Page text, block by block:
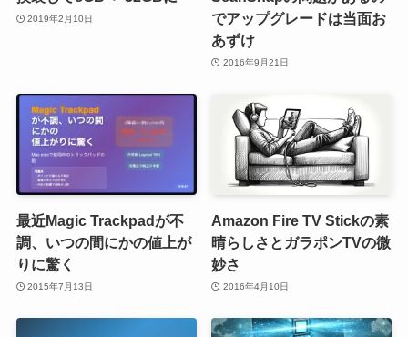
2019年2月10日
でアップグレードは当面お
あずけ
2016年9月21日
最近Magic Trackpadが不
調、いつの間にかの値上が
りに驚く
2015年7月13日
Amazon Fire TV Stickの素
晴らしさとガラポンTVの微
妙さ
2016年4月10日